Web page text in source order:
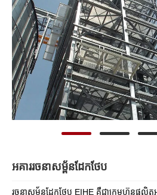
អគាររចនាសម្ព័នដែកថែប
រចនាសម្ព័នដែកថែប EIHE គឺជាក្រុមហ៊ុនផ